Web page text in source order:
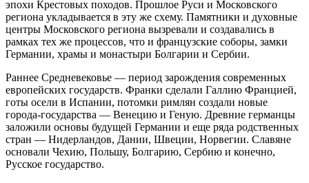
эпохи Крестовых походов. Прошлое Руси и Московского
региона укладывается в эту же схему. Памятники и духовные
центры Московского региона вызревали и создавались в
рамках тех же процессов, что и французские соборы, замки
Германии, храмы и монастыри Болгарии и Сербии.
Раннее Средневековье — период зарождения современных
европейских государств. Франки сделали Галлию Францией,
готы осели в Испании, потомки римлян создали новые
города-государства — Венецию и Геную. Древние германцы
заложили основы будущей Германии и еще ряда родственных
стран — Нидерландов, Дании, Швеции, Норвегии. Славяне
основали Чехию, Польшу, Болгарию, Сербию и конечно,
Русское государство.